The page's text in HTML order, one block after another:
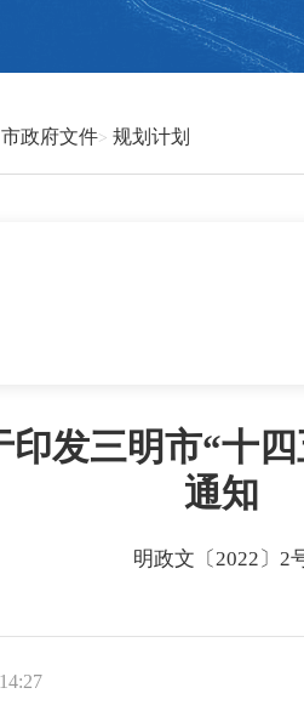
市政府文件 规划计划
发三明市“十
通知
明政文〔2022〕2